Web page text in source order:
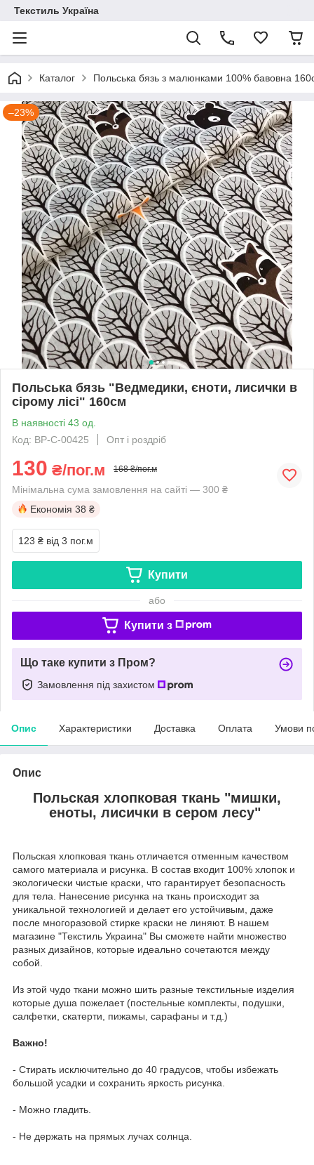
Текстиль Україна
Каталог Польська бязь з малюнками 100% бавовна
–23%
Польська бязь "Ведмедики, єноти, лисички в
сірому лісі" 160см
В наявності 43 од.
Код: BP-C-00425
Опт і роздріб
130 ₴/пог.м 168 ₴/пог.м
Мінімальна сума замовлення на сайті — 300 ₴
Економія 38 ₴
123 ₴ від 3 пог.м
Купити
або
Купити з
Що таке купити з Пром?
Замовлення під захистом
Опис Характеристики Доставка Оплата Умови
Опис
Польская хлопковая ткань "мишки,
еноты, лисички в сером лесу"
Польская хлопковая ткань отличается отменным качеством
самого материала и рисунка. В состав входит 100% хлопок и
экологически чистые краски, что гарантирует безопасность
для тела. Нанесение рисунка на ткань происходит за
уникальной технологией и делает его устойчивым, даже
после многоразовой стирке краски не линяют. В нашем
магазине "Текстиль Украина" Вы сможете найти множество
разных дизайнов, которые идеально сочетаются между
собой.
Из этой чудо ткани можно шить разные текстильные изделия
которые душа пожелает (постельные комплекты, подушки,
салфетки, скатерти, пижамы, сарафаны и т.д.)
Важно!
- Стирать исключительно до 40 градусов, чтобы избежать
большой усадки и сохранить яркость рисунка.
- Можно гладить.
- Не держать на прямых лучах солнца.